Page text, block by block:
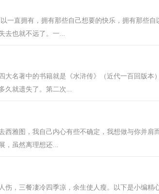
一直拥有，拥有那些自己想要的快乐，拥有那些
去也就不远了。一...
大名著中的书籍就是《水浒传》（近代一百回版本
久就遗失了。第二次...
西雅图，我自己内心有些不确定，我想做与你并肩
，虽然离理想还...
伤，三餐凄冷四季凉，余生使人瘦。以下是小编精